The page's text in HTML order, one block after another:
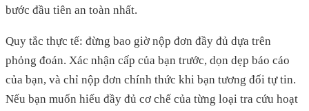
bước đầu tiên an toàn nhất.
Quy tắc thực tế: đừng bao giờ nộp đơn đầy đủ dựa trên
phỏng đoán. Xác nhận cấp của bạn trước, dọn dẹp báo cáo
của bạn, và chỉ nộp đơn chính thức khi bạn tương đối tự tin.
Nếu bạn muốn hiểu đầy đủ cơ chế của từng loại tra cứu hoạt